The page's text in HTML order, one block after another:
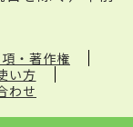
・著作権
い方
わせ